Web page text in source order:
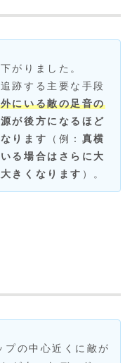
がりました。
跡する主要な手段
にいる敵の足音の
が後方になるほど
ります
（例： 真横
る場合はさらに大
きくなります ）。
の中心近くに敵が